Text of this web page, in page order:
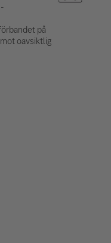
på
oavsiktlig